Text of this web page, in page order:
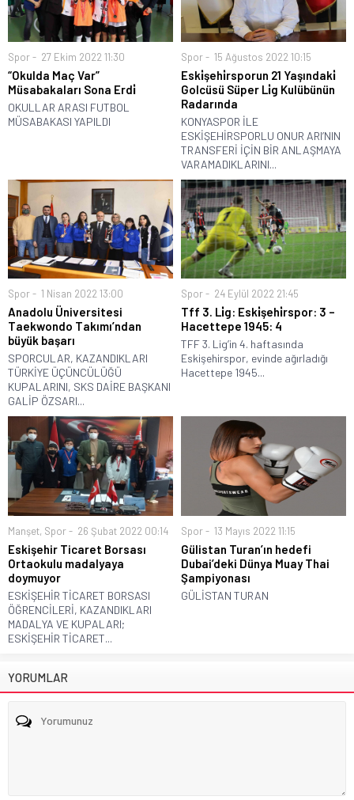
Spor 27 Ekim 2022 11:30
“Okulda Maç Var”
Müsabakaları Sona Erdi̇
OKULLAR ARASI FUTBOL
MÜSABAKASI YAPILDI
Spor 15 Ağustos 2022 10:15
Eski̇şehi̇rsporun 21 Yaşındaki̇
Golcüsü Süper Li̇g Kulübünün
Radarında
KONYASPOR İLE
ESKİŞEHİRSPORLU ONUR ARI’NIN
TRANSFERİ İÇİN BİR ANLAŞMAYA
VARAMADIKLARINI...
Spor 1 Nisan 2022 13:00
Anadolu Üniversitesi
Taekwondo Takımı’ndan
büyük başarı
SPORCULAR, KAZANDIKLARI
TÜRKİYE ÜÇÜNCÜLÜĞÜ
KUPALARINI, SKS DAİRE BAŞKANI
GALİP ÖZSARI...
Spor 24 Eylül 2022 21:45
Tff 3. Li̇g: Eski̇şehi̇rspor: 3 –
Hacettepe 1945: 4
TFF 3. Lig’in 4. haftasında
Eskişehirspor, evinde ağırladığı
Hacettepe 1945...
Manşet, Spor 26 Şubat 2022 00:14
Eskişehir Ticaret Borsası
Ortaokulu madalyaya
doymuyor
ESKİŞEHİR TİCARET BORSASI
ÖĞRENCİLERİ, KAZANDIKLARI
MADALYA VE KUPALARI;
ESKİŞEHİR TİCARET...
Spor 13 Mayıs 2022 11:15
Gülistan Turan’ın hedefi
Dubai’deki Dünya Muay Thai
Şampiyonası
GÜLİSTAN TURAN
YORUMLAR